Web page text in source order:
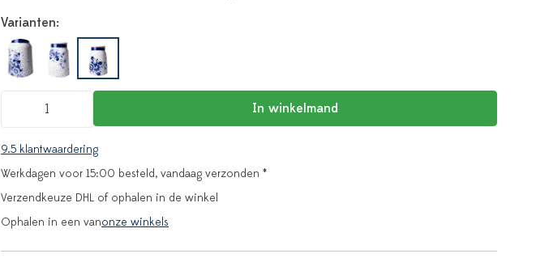
Varianten:
In winkelmand
9.5 klantwaardering
Werkdagen voor 15:00 besteld, vandaag verzonden *
Verzendkeuze DHL of ophalen in de winkel
Ophalen in een vanonze winkels